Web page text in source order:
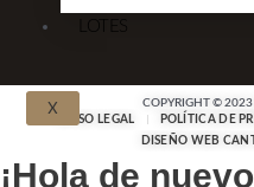
LOTES
X
COPYRIGHT © 2023
AVISO LEGAL
POLÍTICA DE
DISEÑO WEB
¡Hola de